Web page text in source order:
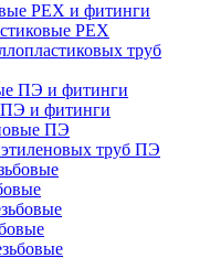
PEX и фитинги
PEX
труб
и фитинги
ПЭ
труб ПЭ